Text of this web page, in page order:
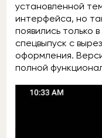
установленной
интерфейса, но
появились только
спецвыпуск с
оформления.
полной